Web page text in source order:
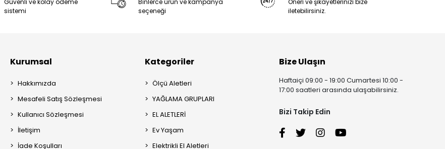
Güvenli ve kolay ödeme
sistemi
Binlerce ürün ve kampanya
seçeneği
Öneri ve şikayetlerinizi bize
iletebilirsiniz.
Kurumsal
Hakkımızda
Mesafeli Satış Sözleşmesi
Kullanıcı Sözleşmesi
İletişim
İade Koşulları
Kategoriler
Ölçü Aletleri
YAĞLAMA GRUPLARI
EL ALETLERİ
Ev Yaşam
Elektrikli El Aletleri
Bize Ulaşın
Haftaiçi 09:00 - 19:00 Cumartesi 10:00 -
17:00 saatleri arasında ulaşabilirsiniz.
Bizi Takip Edin